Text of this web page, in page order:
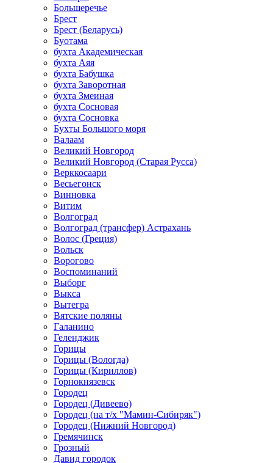
Большеречье
Брест
Брест (Беларусь)
Буотама
бухта Академическая
бухта Аяя
бухта Бабушка
бухта Заворотная
бухта Змеиная
бухта Сосновая
бухта Сосновка
Бухты Большого моря
Валаам
Великий Новгород
Великий Новгород (Старая Русса)
Верккосаари
Весьегонск
Винновка
Витим
Волгоград
Волгоград (трансфер) Астрахань
Волос (Греция)
Вольск
Ворогово
Воспоминаний
Выборг
Выкса
Вытегра
Вятские поляны
Галанино
Геленджик
Горицы
Горицы (Вологда)
Горицы (Кириллов)
Горнокнязевск
Городец
Городец (Дивеево)
Городец (на т/х "Мамин-Сибиряк")
Городец (Нижний Новгород)
Гремячинск
Грозный
Давид городок